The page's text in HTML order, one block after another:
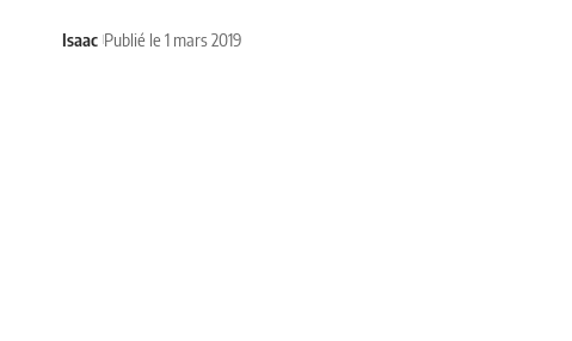
Isaac Publié le 1 mars 2019